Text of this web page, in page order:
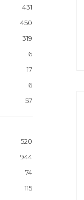
431
450
319
6
17
6
57
520
944
74
115